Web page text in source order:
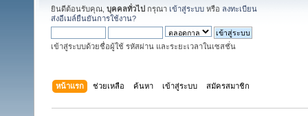
ยินดีต้อนรับคุณ, บุคคลทั่วไป กรุณา เข้าสู่ระบบ หรือ ลงทะเบียน
ส่งอีเมล์ยืนยันการใช้งาน?
เข้าสู่ระบบด้วยชื่อผู้ใช้ รหัสผ่าน และระยะเวลาในเซสชั่น
หน้าแรก ช่วยเหลือ ค้นหา เข้าสู่ระบบ สมัครสมาชิก